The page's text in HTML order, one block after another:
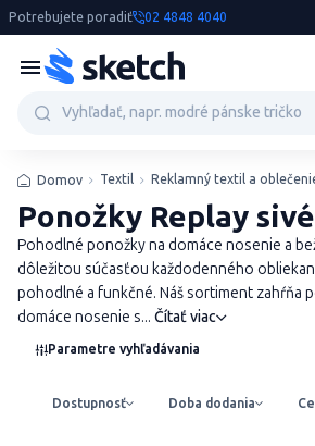
Potrebujete poradiť 02 4848 4040
Domov Textil Reklamný textil a
Ponožky Replay sivé
Pohodlné ponožky na domáce nosenie a
dôležitou súčasťou každodenného
pohodlné a funkčné. Náš sortiment zahŕňa
domáce nosenie s... Čítať viac
Parametre vyhľadávania
Dostupnosť Doba dodania